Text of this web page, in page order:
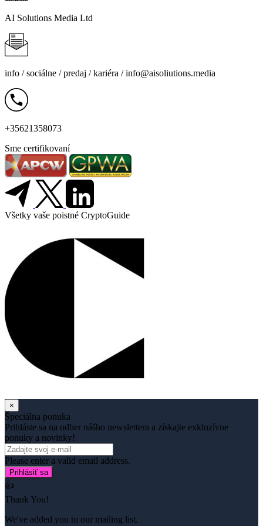
AI Solutions Media Ltd
info /sociálne /predaj /kariéra /info@aisoliutions.media
+35621358073
Sme certifikovaní
Všetky vaše poistné CryptoGuide
×
Špeciálna ponuka
Prihláste sa na odber nášho newslettera a získajte exkluzívne
ponuky a novinky!
Please enter a valid email address.
Prihlásiť sa
👍
Thank You!
We've added you to our mailing list.